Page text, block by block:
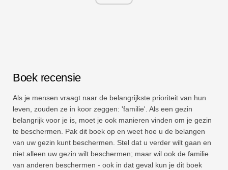
Boek recensie
Als je mensen vraagt ​​naar de belangrijkste prioriteit van hun
leven, zouden ze in koor zeggen: 'familie'. Als een gezin
belangrijk voor je is, moet je ook manieren vinden om je gezin
te beschermen. Pak dit boek op en weet hoe u de belangen
van uw gezin kunt beschermen. Stel dat u verder wilt gaan en
niet alleen uw gezin wilt beschermen; maar wil ook de familie
van anderen beschermen - ook in dat geval kun je dit boek